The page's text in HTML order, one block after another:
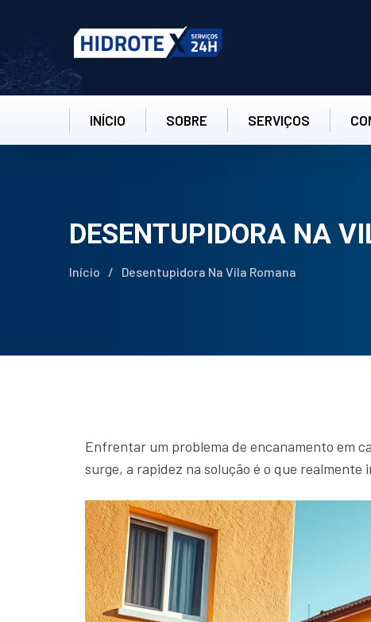
INÍCIO SOBRE SERVIÇOS
DESENTUPIDORA NA
Início / Desentupidora Na Vila Romana
Enfrentar um problema de encanamento em
surge, a rapidez na solução é o que